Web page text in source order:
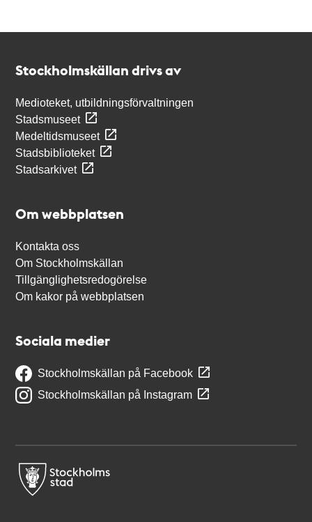
Stockholmskällan drivs av
Medioteket, utbildningsförvaltningen
Stadsmuseet
Medeltidsmuseet
Stadsbiblioteket
Stadsarkivet
Om webbplatsen
Kontakta oss
Om Stockholmskällan
Tillgänglighetsredogörelse
Om kakor på webbplatsen
Sociala medier
Stockholmskällan på Facebook
Stockholmskällan på Instagram